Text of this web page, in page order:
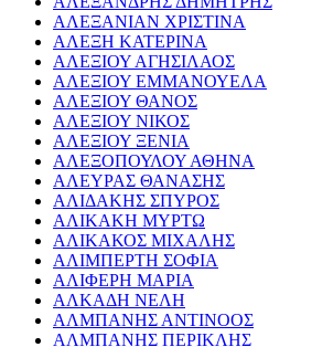
ΑΛΕΞΑΝΙΑΝ ΧΡΙΣΤΙΝΑ
ΑΛΕΞΗ ΚΑΤΕΡΙΝΑ
ΑΛΕΞΙΟΥ ΑΓΗΣΙΛΑΟΣ
ΑΛΕΞΙΟΥ ΕΜΜΑΝΟΥΕΛΑ
ΑΛΕΞΙΟΥ ΘΑΝΟΣ
ΑΛΕΞΙΟΥ ΝΙΚΟΣ
ΑΛΕΞΙΟΥ ΞΕΝΙΑ
ΑΛΕΞΟΠΟΥΛΟΥ ΑΘΗΝΑ
ΑΛΕΥΡΑΣ ΘΑΝΑΣΗΣ
ΑΛΙΔΑΚΗΣ ΣΠΥΡΟΣ
ΑΛΙΚΑΚΗ ΜΥΡΤΩ
ΑΛΙΚΑΚΟΣ ΜΙΧΑΛΗΣ
ΑΛΙΜΠΕΡΤΗ ΣΟΦΙΑ
ΑΛΙΦΕΡΗ ΜΑΡΙΑ
ΑΛΚΑΔΗ ΝΕΛΗ
ΑΛΜΠΑΝΗΣ ΑΝΤΙΝΟΟΣ
ΑΛΜΠΑΝΗΣ ΠΕΡΙΚΛΗΣ